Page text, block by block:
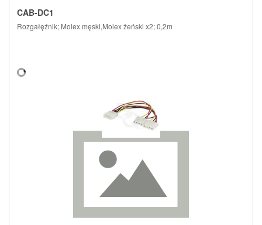
CAB-DC1
Rozgałęźnik; Molex męski,Molex żeński x2; 0,2m